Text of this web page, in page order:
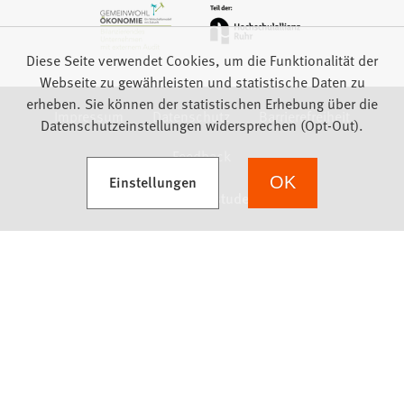
Impressum Datenschutz
Barrierefreiheit
Feedback
Diese Seite verwendet Cookies, um die Funktionalität der
Webseite zu gewährleisten und statistische Daten zu
erheben. Sie können der statistischen Erhebung über die
Datenschutzeinstellungen widersprechen (Opt-Out).
Einstellungen
(Öffnet in einem neuen Tab) OK